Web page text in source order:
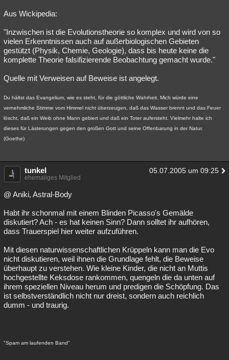
Aus Wickipedia:
"Inzwischen ist die Evolutionstheorie so komplex und wird von so
vielen Erkenntnissen auch auf außerbiologischen Gebieten
gestützt (Physik, Chemie, Geologie), dass bis heute keine die
komplette Theorie falsifizierende Beobachtung gemacht wurde."
Quelle mit Verweisen auf Beweise ist angelegt.
Du hältst das Evangelium, wie es steht, für die göttliche Wahrheit. Mich würde eine
vernehmliche Stimme vom Himmel nicht überzeugen, daß das Wasser brennt und das Feuer
löscht, daß ein Weib ohne Mann gebiert und daß ein Toter aufersteht. Vielmehr halte ich
dieses für Lästerungen gegen den großen Gott und seine Offenbarung in der Natur.
(Goethe)
tunkel 05.07.2005 um 09:25
ehemaliges Mitglied
@ Aniki, Astral-Body
Habt ihr schonmal mit einem Blinden Picasso's Gemälde
diskutiert? Ach - es hat keinen Sinn? Dann solltet ihr aufhören,
dass Trauerspiel hier weiter aufzuführen.
Mit diesen naturwissenschaftlichen Krüppeln kann man die Evo
nicht diskutieren, weil ihnen die Grundlage fehlt, die Beweise
überhaupt zu verstehen. Wie kleine Kinder, die nicht an Muttis
hochgestellte Keksdose rankommen, quengeln die da unten auf
ihrem speziellen Niveau herum und predigen die Schöpfung. Das
ist selbstverständlich nicht nur dreist, sondern auch reichlich
dumm - und traurig.
"Spam am laufenden Band"